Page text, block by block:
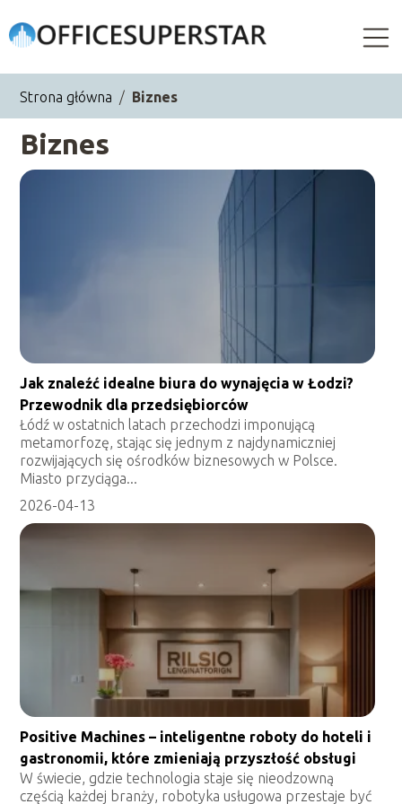
Strona główna / Biznes
Biznes
Jak znaleźć idealne biura do wynajęcia w Łodzi?
Przewodnik dla przedsiębiorców
Łódź w ostatnich latach przechodzi imponującą
metamorfozę, stając się jednym z najdynamiczniej
rozwijających się ośrodków biznesowych w Polsce.
Miasto przyciąga...
2026-04-13
Positive Machines – inteligentne roboty do hoteli i
gastronomii, które zmieniają przyszłość obsługi
W świecie, gdzie technologia staje się nieodzowną
częścią każdej branży, robotyka usługowa przestaje być